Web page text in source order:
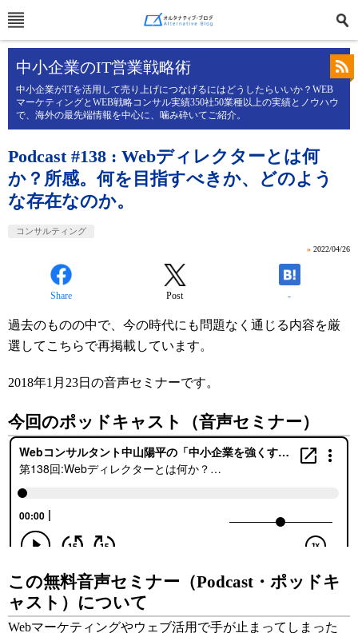
中小企業のIT営業戦略術
中小企業がITを活用して売り上げにつなげるにはどうしたらいいか？WEB
マーケティングとWEB戦略コンサル実績350社50業種以上の実績とノウハウ
で、海外の最先端情報を中心に、噛み砕いてご紹介。
Podcast #138 : Webディレクターとは何
か？所感。何を目指すべきか、どのよう
な存在なのか。
コンサルティング
» 2022/04/26
Share Post -
過去のものの中で、今の時代にも問題なく通じる内容を厳
選してこちらで再掲載しています。
2018年1月23日 の音声セミナーです。
今回のポッドキャスト（音声セミナー）
この無料音声セミナー（Podcast・ポッドキ
ャスト）について
Webマーケティングやウェブ活用で手が止まってしまった